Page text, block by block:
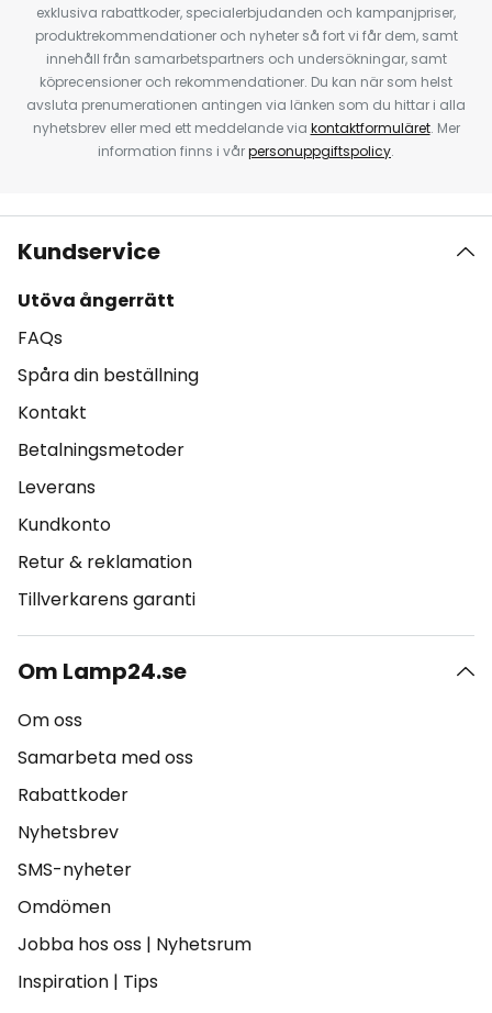
exklusiva rabattkoder, specialerbjudanden och kampanjpriser,
produktrekommendationer och nyheter så fort vi får dem, samt
innehåll från samarbetspartners och undersökningar, samt
köprecensioner och rekommendationer. Du kan när som helst
avsluta prenumerationen antingen via länken som du hittar i alla
nyhetsbrev eller med ett meddelande via kontaktformuläret. Mer
information finns i vårpersonuppgiftspolicy.
Kundservice
Utöva ångerrätt
FAQs
Spåra din beställning
Kontakt
Betalningsmetoder
Leverans
Kundkonto
Retur & reklamation
Tillverkarens garanti
Om Lamp24.se
Om oss
Samarbeta med oss
Rabattkoder
Nyhetsbrev
SMS-nyheter
Omdömen
Jobba hos oss | Nyhetsrum
Inspiration | Tips